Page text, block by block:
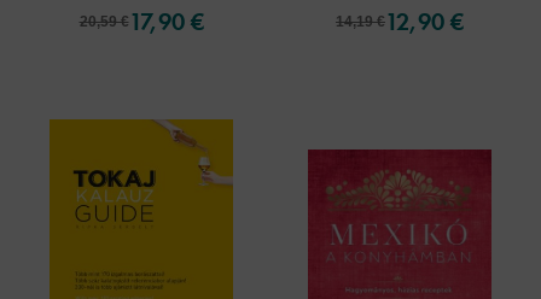
20,59 € 17,90 € 14,19 €12,90 €